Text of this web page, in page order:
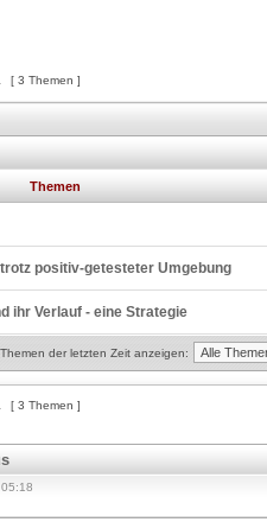
[ 3 Themen ]
Themen
positiv-getesteter Umgebung
ihr Verlauf - eine Strategie
Themen der letzten Zeit anzeigen:
[ 3 Themen ]